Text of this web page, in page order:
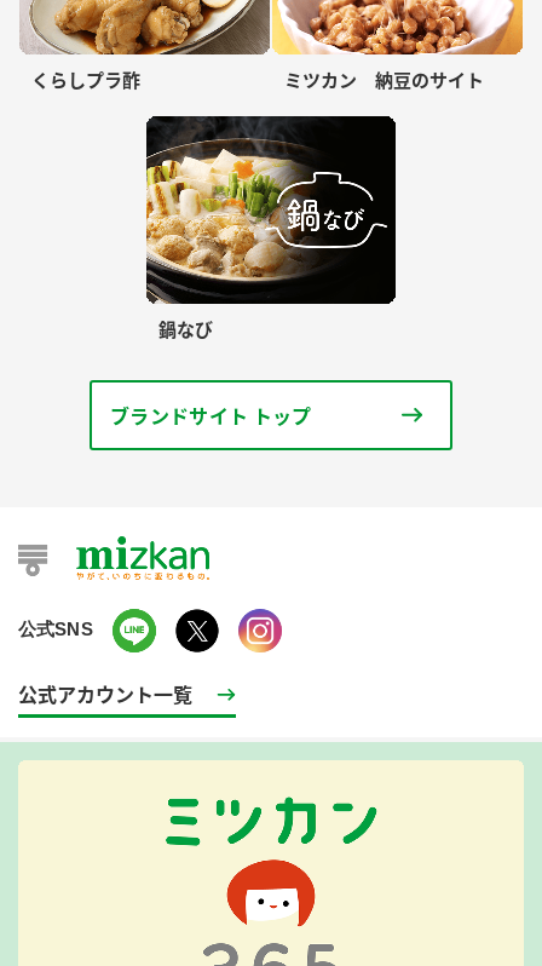
くらしプラ酢 ミツカン 納豆のサイト
鍋なび
ブランドサイト トップ
公式SNS
公式アカウント一覧